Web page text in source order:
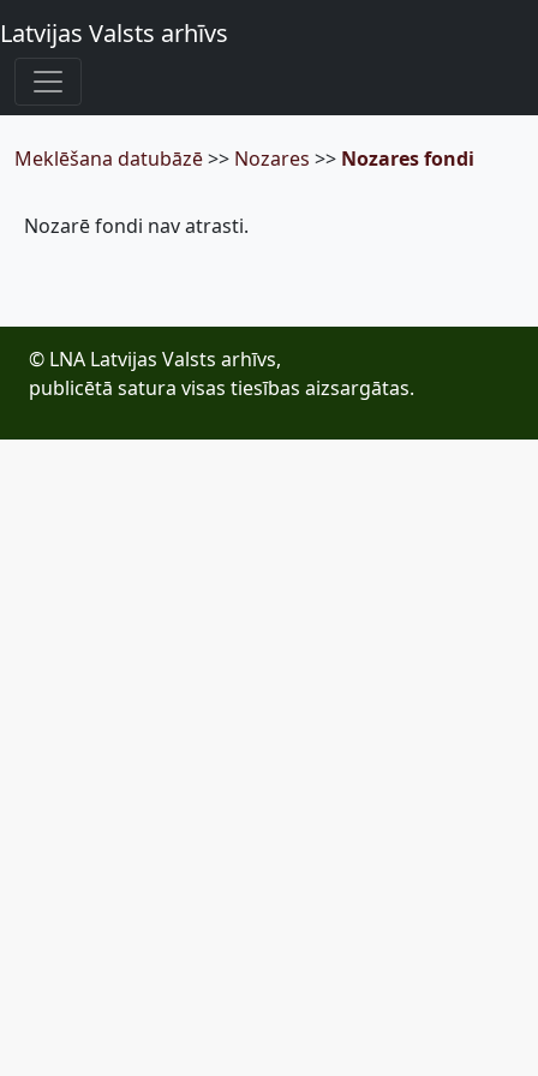
Latvijas Valsts arhīvs
Meklēšana datubāzē>> Nozares >> Nozares fondi
Nozarē fondi nav atrasti.
© LNA Latvijas Valsts arhīvs,
publicētā satura visas tiesības aizsargātas.